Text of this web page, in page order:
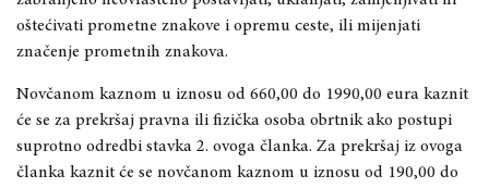
oštećivati prometne znakove i opremu ceste, ili mijenjati
značenje prometnih znakova.
Novčanom kaznom u iznosu od 660,00 do 1990,00 eura kaznit
će se za prekršaj pravna ili fizička osoba obrtnik ako postupi
suprotno odredbi stavka 2. ovoga članka. Za prekršaj iz ovoga
članka kaznit će se novčanom kaznom u iznosu od 190,00 do